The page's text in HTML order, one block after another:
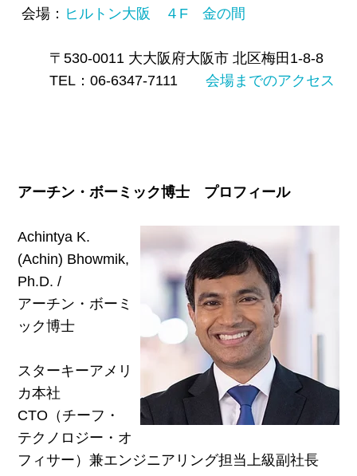
会場： ヒルトン大阪 ４F 金の間
〒530-0011 大大阪府大阪市 北区梅田1-8-8
TEL：06-6347-7111 会場までのアクセス
アーチン・ボーミック博士 プロフィール
Achintya K.
(Achin) Bhowmik,
Ph.D. /
アーチン・ボーミ
ック博士
スターキーアメリ
カ本社
CTO（チーフ・
テクノロジー・オ
フィサー）兼エンジニアリング担当上級副社長